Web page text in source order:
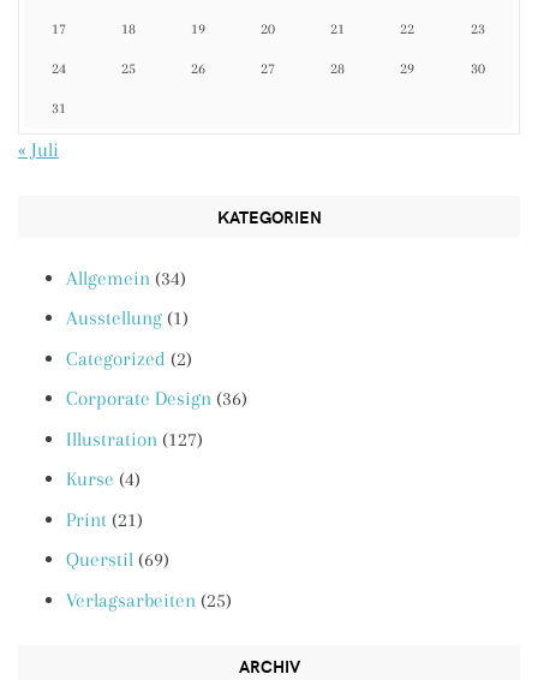
17 18 19 20 21 22 23
24 25 26 27 28 29 30
31
« Juli
KATEGORIEN
Allgemein (34)
Ausstellung (1)
Categorized (2)
Corporate Design (36)
Illustration (127)
Kurse (4)
Print (21)
Querstil (69)
Verlagsarbeiten (25)
ARCHIV